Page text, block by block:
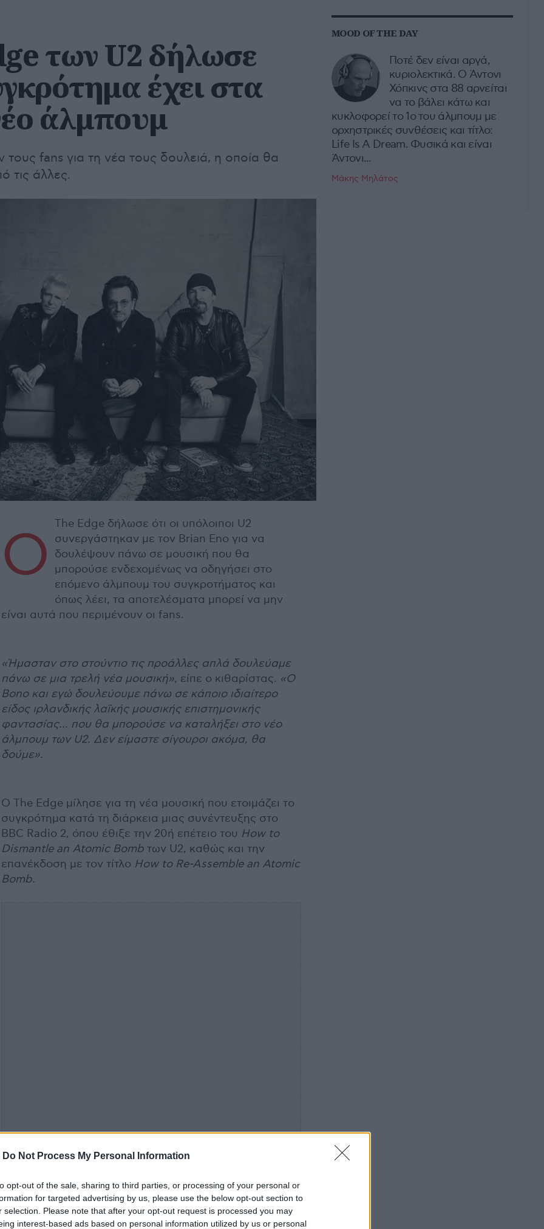
Do Not Process My Personal Information
opt-out of the sale, sharing to third parties, or processing of your personal or
for targeted advertising by us, please use the below opt-out section to
selection. Please note that after your opt-out request is processed you may
interest-based ads based on personal information utilized by us or personal
των U2 δήλωσε
έχει στα
άλμπουμ
τους fans για τη νέα τους δουλειά, η οποία θα
τις άλλες.
Ο
The Edge δήλωσε ότι οι υπόλοιποι U2
συνεργάστηκαν με τον Brian Eno για να
δουλέψουν πάνω σε μουσική που θα
μπορούσε ενδεχομένως να οδηγήσει στο
επόμενο άλμπουμ του συγκροτήματος και
όπως λέει, τα αποτελέσματα μπορεί να μην
είναι αυτά που περιμένουν οι fans.
«Ήμασταν στο στούντιο τις προάλλες απλά δουλεύαμε
πάνω σε μια τρελή νέα μουσική», είπε ο κιθαρίστας. «Ο
Bono και εγώ δουλεύουμε πάνω σε κάποιο ιδιαίτερο
είδος ιρλανδικής λαϊκής μουσικής επιστημονικής
φαντασίας… που θα μπορούσε να καταλήξει στο νέο
άλμπουμ των U2. Δεν είμαστε σίγουροι ακόμα, θα
δούμε».
Ο The Edge μίλησε για τη νέα μουσική που ετοιμάζει το
συγκρότημα κατά τη διάρκεια μιας συνέντευξης στο
BBC Radio 2, όπου έθιξε την 20ή επέτειο του How to
Dismantle an Atomic Bomb των U2, καθώς και την
επανέκδοση με τον τίτλο How to Re-Assemble an Atomic
Bomb.
MOOD OF THE DAY
Ποτέ δεν είναι αργά,
κυριολεκτικά. Ο Άντονι
Χόπκινς στα 88 αρνείται
να το βάλει κάτω και
κυκλοφορεί το 1ο του άλμπουμ με
ορχηστρικές συνθέσεις και τίτλο:
Life Is A Dream. Φυσικά και είναι
Άντονι...
Μάκης Μηλάτος